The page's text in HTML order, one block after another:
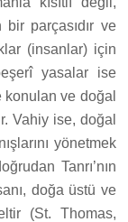
parçasıdır ve
(insanlar) için
yasalar ise
ve doğal
Vahiy ise, doğal
yönetmek
Tanrı’nın
doğa üstü ve
(St. Thomas,